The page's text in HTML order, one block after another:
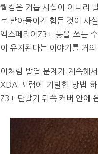
퀄컴은 거듭 사실이 아니라
로 받아들이긴 힘든 것이 사
엑스페리아Z3+ 등을 쓰는
이 유지된다는 이야기를 거의
이처럼 발열 문제가 계속해
XDA 포럼에 기발한 방법
Z3+ 단말기 뒤쪽 커버 안에